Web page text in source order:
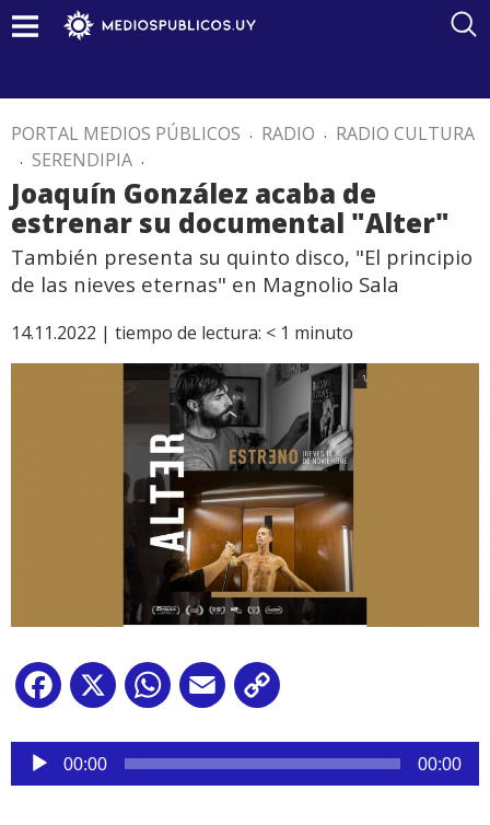
PORTAL MEDIOS PÚBLICOS . RADIO . RADIO CULTURA
. SERENDIPIA .
Joaquín González acaba de
estrenar su documental "Alter"
También presenta su quinto disco, "El principio
de las nieves eternas" en Magnolio Sala
14.11.2022 | tiempo de lectura: < 1 minuto
Facebook
X WhatsApp
Email
Reproductor
audio
00:00 00:00